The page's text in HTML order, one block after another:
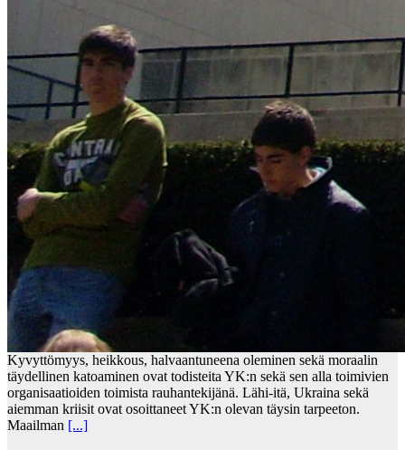
Kyvyttömyys, heikkous, halvaantuneena oleminen sekä moraalin
täydellinen katoaminen ovat todisteita YK:n sekä sen alla toimivien
organisaatioiden toimista rauhantekijänä. Lähi-itä, Ukraina sekä
aiemman kriisit ovat osoittaneet YK:n olevan täysin tarpeeton.
Maailman [...]